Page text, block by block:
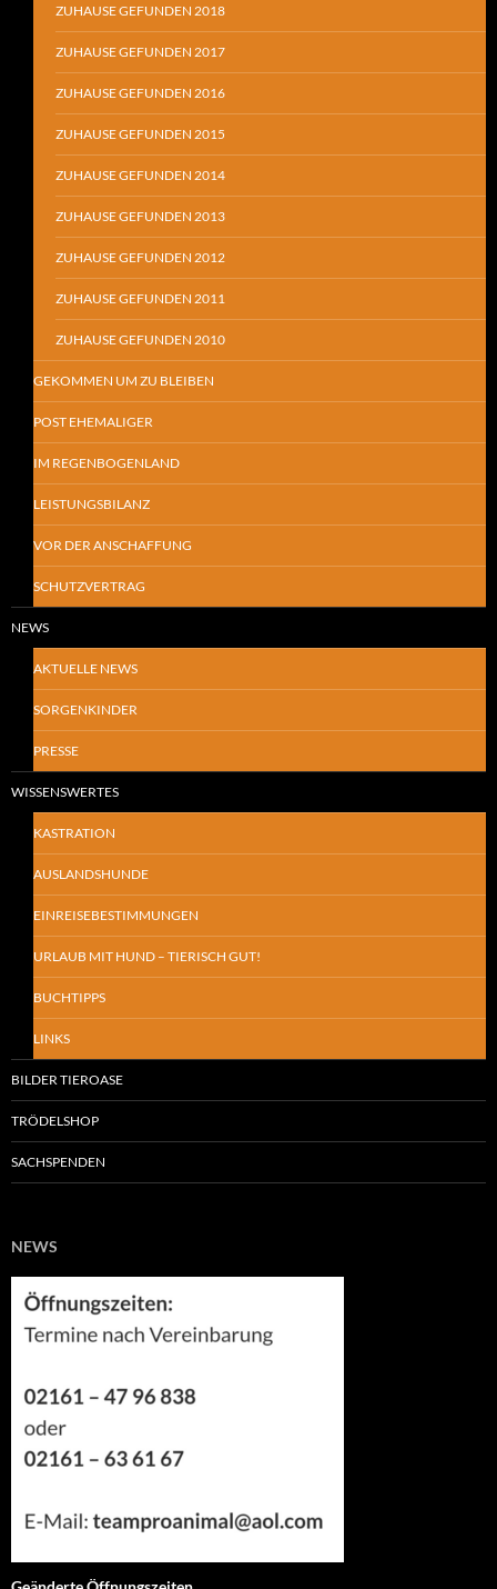
ZUHAUSE GEFUNDEN 2018
ZUHAUSE GEFUNDEN 2017
ZUHAUSE GEFUNDEN 2016
ZUHAUSE GEFUNDEN 2015
ZUHAUSE GEFUNDEN 2014
ZUHAUSE GEFUNDEN 2013
ZUHAUSE GEFUNDEN 2012
ZUHAUSE GEFUNDEN 2011
ZUHAUSE GEFUNDEN 2010
GEKOMMEN UM ZU BLEIBEN
POST EHEMALIGER
IM REGENBOGENLAND
LEISTUNGSBILANZ
VOR DER ANSCHAFFUNG
SCHUTZVERTRAG
NEWS
AKTUELLE NEWS
SORGENKINDER
PRESSE
WISSENSWERTES
KASTRATION
AUSLANDSHUNDE
EINREISEBESTIMMUNGEN
URLAUB MIT HUND – TIERISCH GUT!
BUCHTIPPS
LINKS
BILDER TIEROASE
TRÖDELSHOP
SACHSPENDEN
NEWS